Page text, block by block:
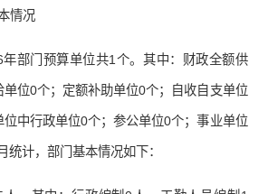
情况
部门预算单位共1个。其中：财政全额供
位0个；定额补助单位0个；自收自支单位
中行政单位0个；参公单位0个；事业单位
统计，部门基本情况如下：